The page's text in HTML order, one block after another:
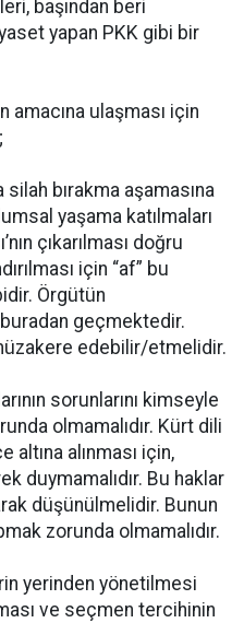
başından beri
yapan PKK gibi bir
amacına ulaşması için
bırakma aşamasına
yaşama katılmaları
çıkarılması doğru
için “af” bu
Örgütün
buradan geçmektedir.
edebilir/etmelidir.
sorunlarını kimseyle
olmamalıdır. Kürt dili
alınması için,
duymamalıdır. Bu haklar
düşünülmelidir. Bunun
zorunda olmamalıdır.
yerinden yönetilmesi
ve seçmen tercihinin